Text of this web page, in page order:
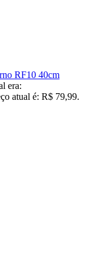
RF10 40cm
era:
atual é: R$ 79,99.